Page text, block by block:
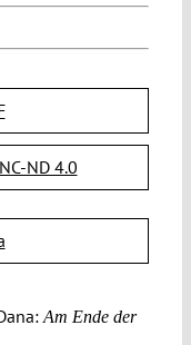
ND 4.0
Am Ende der